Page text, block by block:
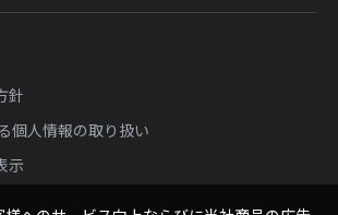
針
個人情報の取り扱い
示